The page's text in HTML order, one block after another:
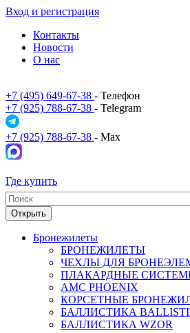
Вход и регистрация
Контакты
Новости
О нас
+7 (495) 649-67-38 - Телефон
+7 (925) 788-67-38 - Telegram
+7 (925) 788-67-38 - Max
Где купить
Открыть
Бронежилеты
БРОНЕЖИЛЕТЫ
ЧЕХЛЫ ДЛЯ
ПЛАКАРДНЫЕ
АМС PHOENIX
КОРСЕТНЫЕ
БАЛЛИСТИКА
БАЛЛИСТИКА WZOR